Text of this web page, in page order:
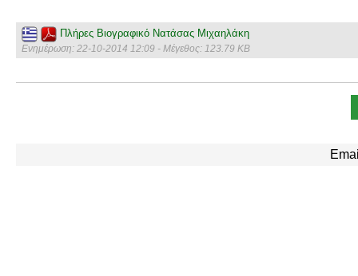
Πλήρες Βιογραφικό Νατάσας Μιχαηλάκη
Ενημέρωση: 22-10-2014 12:09 - Μέγεθος: 123.79 KB